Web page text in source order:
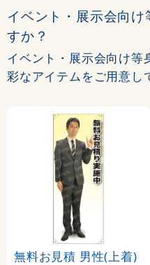
イベント・展示会向
すか？
イベント・展示会向け等
彩なアイテムをご用意し
無料お見積 男性(上着)